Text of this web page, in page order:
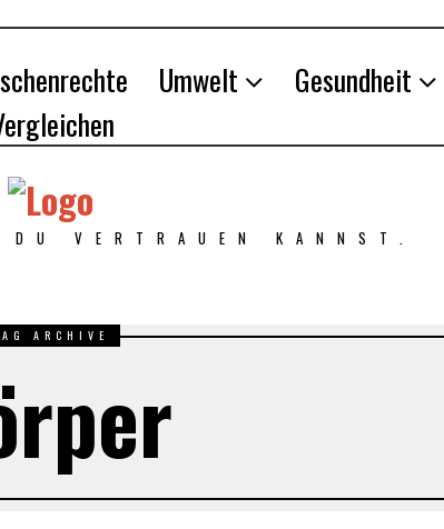
Umwelt
Gesundheit
VERTRAUEN KANNST.
ARCHIVE